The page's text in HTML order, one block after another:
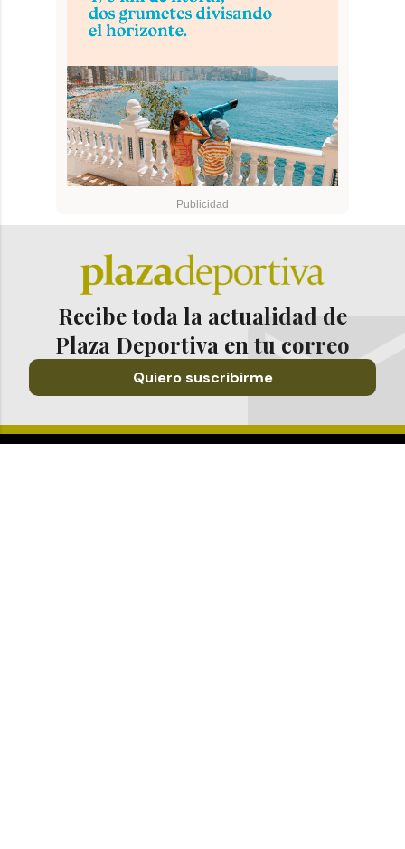
Recibe toda la actualidad de
Plaza Deportiva en tu correo
Quiero suscribirme